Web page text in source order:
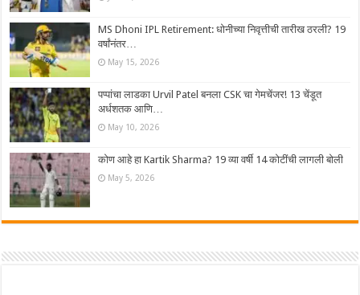
MS Dhoni IPL Retirement: धोनीच्या निवृत्तीची तारीख ठरली? 19
वर्षांनंतर…
May 15, 2026
पप्पांचा लाडका Urvil Patel बनला CSK चा गेमचेंजर! 13 चेंडूत
अर्धशतक आणि…
May 10, 2026
कोण आहे हा Kartik Sharma? 19 व्या वर्षी 14 कोटींची लागली बोली
May 5, 2026